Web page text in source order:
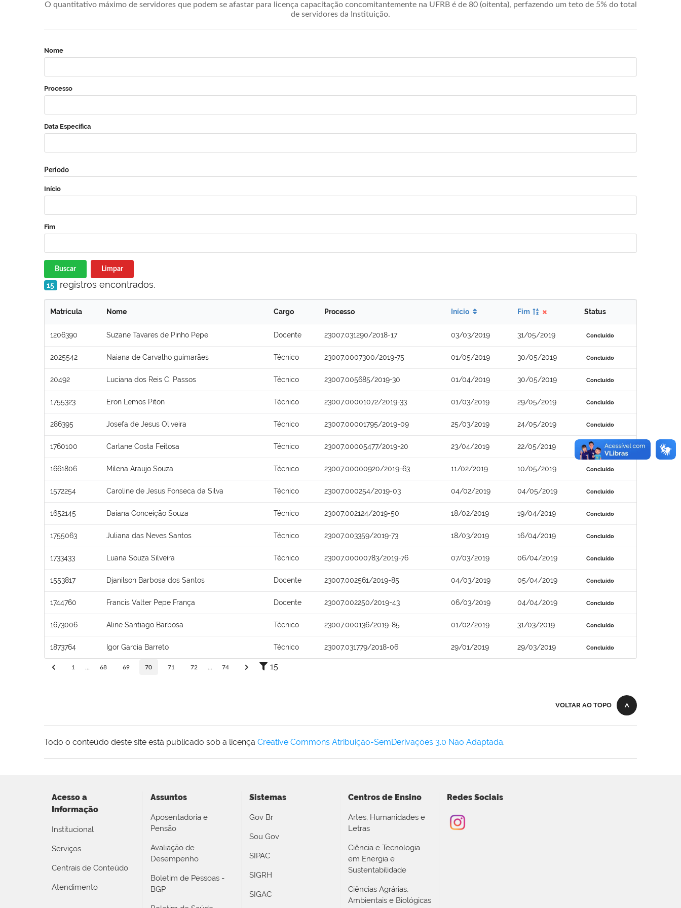
O quantitativo máximo de servidores que podem se afastar para licença capacitação concomitantemente na UFRB é de 80 (oitenta), perfazendo um teto de 5% do total
de servidores da Instituição.
Nome
Processo
Data Específica
Período
Início
Fim
Buscar Limpar
15 registros encontrados.
Matrícula Nome Cargo Processo Início Fim Status
1206390 Suzane Tavares de Pinho Pepe Docente 23007.031290/2018-17 03/03/2019 31/05/2019 Concluído
2025542 Naiana de Carvalho guimarães Técnico 23007.0007300/2019-75 01/05/2019 30/05/2019 Concluído
20492 Luciana dos Reis C. Passos Técnico 23007.005685/2019-30 01/04/2019 30/05/2019 Concluído
1755323 Eron Lemos Piton Técnico 23007.00001072/2019-33 01/03/2019 29/05/2019 Concluído
286395 Josefa de Jesus Oliveira Técnico 23007.00001795/2019-09 25/03/2019 24/05/2019 Concluído
1760100 Carlane Costa Feitosa Técnico 23007.00005477/2019-20 23/04/2019 22/05/2019 Concluído
1661806 Milena Araujo Souza Técnico 23007.00000920/2019-63 11/02/2019 10/05/2019 Concluído
1572254 Caroline de Jesus Fonseca da Silva Técnico 23007.000254/2019-03 04/02/2019 04/05/2019 Concluído
1652145 Daiana Conceição Souza Técnico 23007.002124/2019-50 18/02/2019 19/04/2019 Concluído
1755063 Juliana das Neves Santos Técnico 23007.003359/2019-73 18/03/2019 16/04/2019 Concluído
1733433 Luana Souza Silveira Técnico 23007.00000783/2019-76 07/03/2019 06/04/2019 Concluído
1553817 Djanilson Barbosa dos Santos Docente 23007.002561/2019-85 04/03/2019 05/04/2019 Concluído
1744760 Francis Valter Pepe França Docente 23007.002250/2019-43 06/03/2019 04/04/2019 Concluído
1673006 Aline Santiago Barbosa Técnico 23007.000136/2019-85 01/02/2019 31/03/2019 Concluído
1873764 Igor Garcia Barreto Técnico 23007.031779/2018-06 29/01/2019 29/03/2019 Concluído
1 68 69 70 71 72 74 15
VOLTAR AO TOPO
Todo o conteúdo deste site está publicado sob a licença Creative Commons Atribuição-SemDerivações 3.0 Não Adaptada.
Acesso a
Informação
Institucional
Serviços
Centrais de Conteúdo
Atendimento
Assuntos
Aposentadoria e
Pensão
Avaliação de
Desempenho
Boletim de Pessoas -
BGP
Sistemas
Gov Br
Sou Gov
SIPAC
SIGRH
SIGAC
Centros de Ensino
Artes, Humanidades e
Letras
Ciência e Tecnologia
em Energia e
Sustentabilidade
Ciências Agrárias,
Ambientais e Biológicas
Redes Sociais